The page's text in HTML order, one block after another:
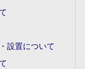
設置について